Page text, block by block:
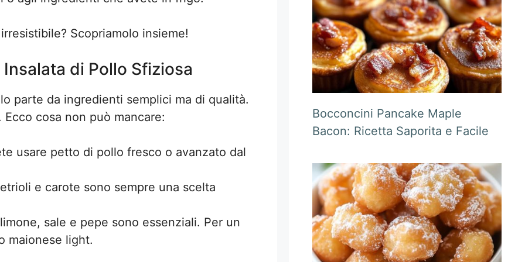
Scopriamolo insieme!
di Pollo Sfiziosa
parte da ingredienti semplici ma di qualità.
cosa non può mancare:
usare petto di pollo fresco o avanzato dal
e carote sono sempre una scelta
sale e pepe sono essenziali. Per un
maionese light.
Bocconcini Pancake Maple
Bacon: Ricetta Saporita e Facile